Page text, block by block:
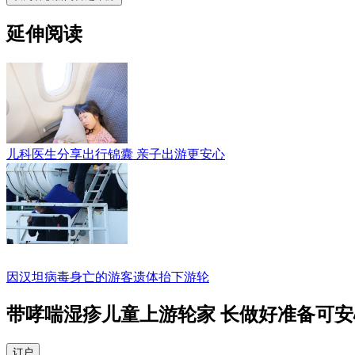
延伸阅读
儿科医生分享出行锦囊 亲子出游更安心
因汉坦病毒身亡的游客遗体抬下游轮
带哮喘湿疹儿童上游轮家 长做好准备可
订户